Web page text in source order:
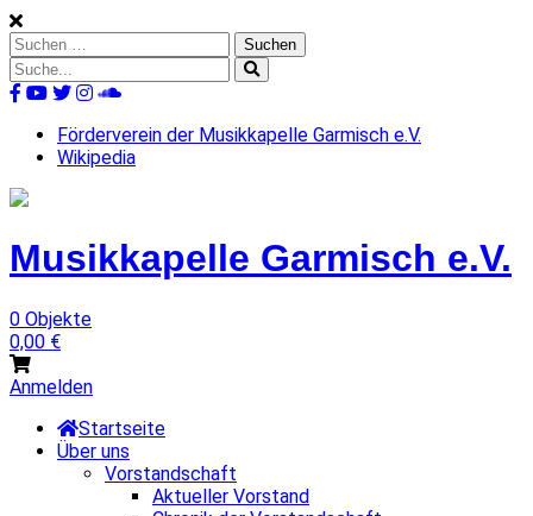
Skip
to
content
Suchen
nach:
Suche
nach:
Förderverein der Musikkapelle Garmisch e.V.
Wikipedia
Musikkapelle Garmisch e.V.
0 Objekte
0,00 €
Anmelden
Startseite
Über uns
Vorstandschaft
Aktueller Vorstand